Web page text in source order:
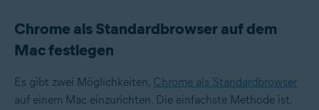
Chrome als Standardbrowser auf dem
Mac festlegen
Es gibt zwei Möglichkeiten, Chrome als Standardbrowser
auf einem Mac einzurichten. Die einfachste Methode ist,